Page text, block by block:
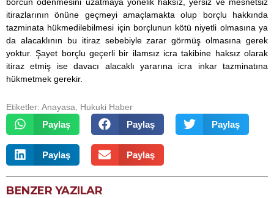
borcun ödenmesini uzatmaya yönelik haksız, yersiz ve mesnetsiz
itirazlarının önüne geçmeyi amaçlamakta olup borçlu hakkında
tazminata hükmedilebilmesi için borçlunun kötü niyetli olmasına ya
da alacaklının bu itiraz sebebiyle zarar görmüş olmasına gerek
yoktur. Şayet borçlu geçerli bir ilamsız icra takibine haksız olarak
itiraz etmiş ise davacı alacaklı yararına icra inkar tazminatına
hükmetmek gerekir.
Etiketler: Anayasa Hukuki Haber
Paylaş Paylaş Paylaş
Paylaş Paylaş
BENZER YAZILAR